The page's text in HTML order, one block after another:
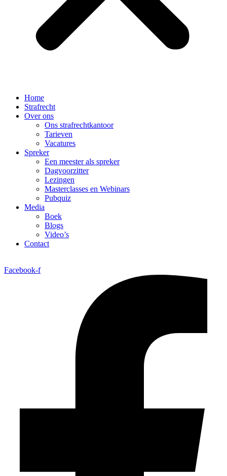
Home
Strafrecht
Over ons
Ons strafrechtkantoor
Tarieven
Vacatures
Spreker
Een meester als spreker
Dagvoorzitter
Lezingen
Masterclasses en Webinars
Pubquiz
Media
Boek
Blogs
Video’s
Contact
Facebook-f